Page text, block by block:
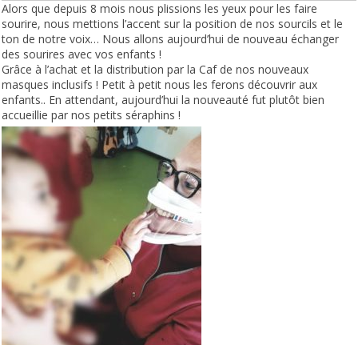
Alors que depuis 8 mois nous plissions les yeux pour les faire
sourire, nous mettions l’accent sur la position de nos sourcils et le
ton de notre voix… Nous allons aujourd’hui de nouveau échanger
des sourires avec vos enfants !
Grâce à l’achat et la distribution par la Caf de nos nouveaux
masques inclusifs ! Petit à petit nous les ferons découvrir aux
enfants.. En attendant, aujourd’hui la nouveauté fut plutôt bien
accueillie par nos petits séraphins !